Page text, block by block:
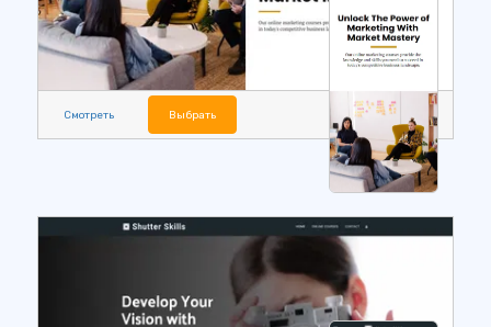
Смотреть Выбрать